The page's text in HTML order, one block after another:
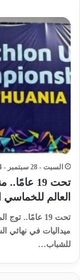
السبت - 28 سبتمبر - 2024 / 4:38 مساءً
العالم
تحت 19 عامًا..
ميداليات في نهائي
للشباب…